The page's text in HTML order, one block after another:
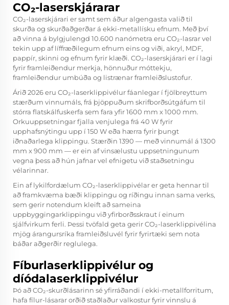
CO₂-laserskjárarar
CO₂-laserskjárari er samt sem áður algengasta valið til
skurða og skurðaðgerðar á ekki-metallísku efnum. Með því
að vinna á bylgjulengd 10.600 nanómetra eru CO₂-lasrar vel
tekin upp af líffræðilegum efnum eins og viði, akryl, MDF,
pappír, skinni og efnum fyrir klæði. CO₂-laserskjárari er í lagi
fyrir framleiðendur merkja, hönnuður móttekju,
framleiðendur umbúða og listrænar framleiðslustofur.
Árið 2026 eru CO₂-laserklippivélur fáanlegar í fjölbreyttum
stærðum vinnumáls, frá þjöppuðum skrifborðsútgáfum til
stórra flatskálfuskerfa sem fara yfir 1600 mm x 1000 mm.
Orkuuppsetningar fjalla venjulega frá 40 W fyrir
upphafsnýtingu upp í 150 W eða hærra fyrir þungt
iðnaðarlega klippingu. Stærðin 1390 — með vinnumál á 1300
mm x 900 mm — er ein af vinsælustu uppsetningunum
vegna þess að hún jafnar vel efnigetu við staðsetningu
vélarinnar.
Ein af lykilfordælum CO₂-laserklippivélar er geta hennar til
að framkvæma bæði klippingu og ríðingu innan sama verks,
sem gerir notendum kleift að sameina
uppbyggingarklippingu við yfirborðsskraut í einum
sjálfvirkum ferli. Þessi tvöfald geta gerir CO₂-laserklippivélina
mjög árangursríka framleiðsluvél fyrir fyrirtæki sem nota
báðar aðgerðir reglulega.
Fíburlaserklippivélur og
díódalaserklippivélur
Þó að CO₂-skurðlásarinn sé yfirráðandi í ekki-metallforritum,
hafa fílur-lásarar orðið staðlaður valkostur fyrir vinnslu á